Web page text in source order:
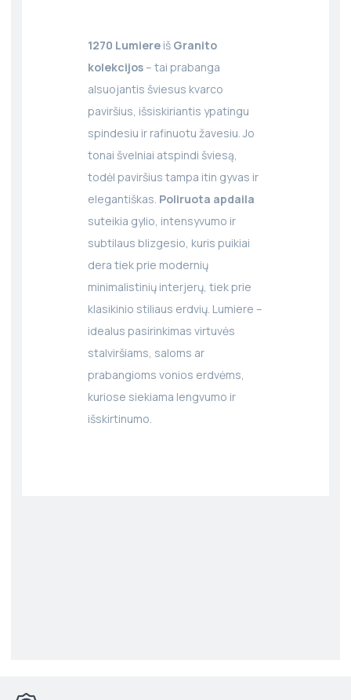
1270 Lumiereiš Granito
kolekcijos– tai prabanga
alsuojantis šviesus kvarco
paviršius, išsiskiriantis ypatingu
spindesiu ir rafinuotu žavesiu. Jo
tonai švelniai atspindi šviesą,
todėl paviršius tampa itin gyvas ir
elegantiškas. Poliruota apdaila
suteikia gylio, intensyvumo ir
subtilaus blizgesio, kuris puikiai
dera tiek prie modernių
minimalistinių interjerų, tiek prie
klasikinio stiliaus erdvių. Lumiere –
idealus pasirinkimas virtuvės
stalviršiams, saloms ar
prabangioms vonios erdvėms,
kuriose siekiama lengvumo ir
išskirtinumo.